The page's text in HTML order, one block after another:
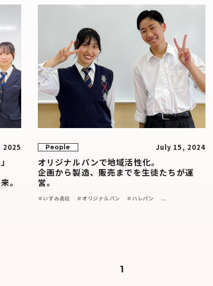
2025
。
People July 15, 2024
オリジナルパンで地域活性化。
企画から製造、販売までを生徒たちが運
営。
＃いずみ高校 ＃オリジナルパン ＃ハレパン ...
1